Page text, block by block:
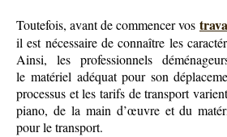
Toutefois, avant de commencer vos
il est nécessaire de connaître les
Ainsi, les professionnels
lematériel adéquat pour son
processus et les tarifs de transport
piano, de la main d’œuvre et du
pour le transport.